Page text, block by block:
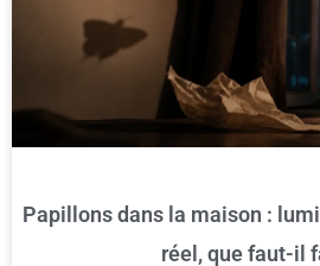
Papillons dans la maison :
réel, que faut-il